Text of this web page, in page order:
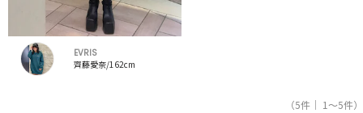
EVRIS
齊藤愛奈/162cm
（5件｜ 1～5件）